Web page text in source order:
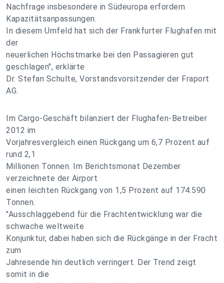
Nachfrage insbesondere in Südeuropa erfordern
Kapazitätsanpassungen.
In diesem Umfeld hat sich der Frankfurter Flughafen mit
der
neuerlichen Höchstmarke bei den Passagieren gut
geschlagen", erklärte
Dr. Stefan Schulte, Vorstandsvorsitzender der Fraport
AG.
Im Cargo-Geschäft bilanziert der Flughafen-Betreiber
2012 im
Vorjahresvergleich einen Rückgang um 6,7 Prozent auf
rund 2,1
Millionen Tonnen. Im Berichtsmonat Dezember
verzeichnete der Airport
einen leichten Rückgang von 1,5 Prozent auf 174.590
Tonnen.
"Ausschlaggebend für die Frachtentwicklung war die
schwache weltweite
Konjunktur, dabei haben sich die Rückgänge in der Fracht
zum
Jahresende hin deutlich verringert. Der Trend zeigt
somit in die